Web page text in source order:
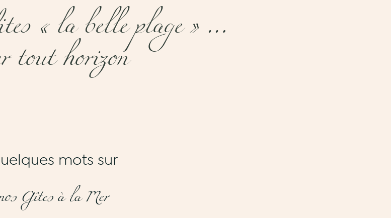
« la belle plage » …
tout horizon
mots sur
Gîtes à la Mer